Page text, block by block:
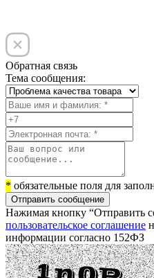
Обратная связь
Тема сообщения:
* обязательные поля для
Отправить сообщение
Нажимая кнопку “Отправить
пользовательское соглашение
информации согласно 152ФЗ